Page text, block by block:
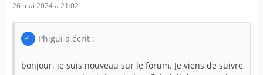
26 mai 2024 à 21:02
Phigui a écrit :
bonjour, je suis nouveau sur le forum. Je viens de suivre